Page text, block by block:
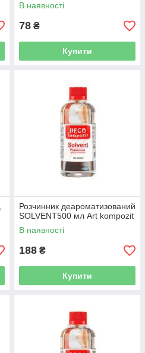
В наявності
78 ₴
Купити
Розчинник деароматизований
SOLVENT500 мл Art kompozit
В наявності
188 ₴
Купити